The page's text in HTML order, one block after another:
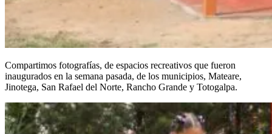
Compartimos fotografías, de espacios recreativos que fueron
inaugurados en la semana pasada, de los municipios, Mateare,
Jinotega, San Rafael del Norte, Rancho Grande y Totogalpa.